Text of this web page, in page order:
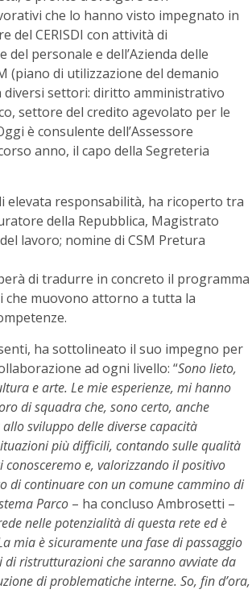
che lo hanno visto impegnato in
CERISDI con attività di
personale e dell’Azienda delle
(piano di utilizzazione del demanio
diversi settori: diritto amministrativo
settore del credito agevolato per le
è consulente dell’Assessore
anno, il capo della Segreteria
elevata responsabilità, ha ricoperto tra
della Repubblica, Magistrato
lavoro; nomine di CSM Pretura
di tradurre in concreto il programma
muovono attorno a tutta la
ha sottolineato il suo impegno per
ad ogni livello: “Sono lieto,
e arte. Le mie esperienze, mi hanno
di squadra che, sono certo, anche
sviluppo delle diverse capacità
più difficili, contando sulle qualità
e, valorizzando il positivo
di continuare con un comune cammino di
Parco – ha concluso Ambrosetti –
nelle potenzialità di questa rete ed è
mia è sicuramente una fase di passaggio
di ristrutturazioni che saranno avviate da
di problematiche interne. So, fin d’ora,